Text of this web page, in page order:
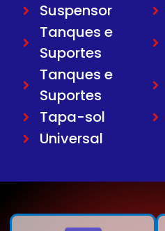
Suspensor
Tanques e
Suportes
Tanques e
Suportes
Tapa-sol
Universal